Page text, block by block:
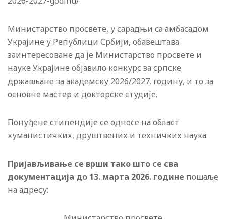
Министарство просвете, у сарадњи са амбасадом
Украјине у Републици Србији, обавештава
заинтересоване да је Министарство просвете и
науке Украјине објавило конкурс за српске
држављане за академску 2026/2027. годину, и то за
основне мастер и докторске студије.
Понуђене стипендије се односе на област
хуманистичких, друштвених и техничких наука.
Пријављивање се врши тако што се сва
документација до 13. марта 2026. године пошаље
на адресу: